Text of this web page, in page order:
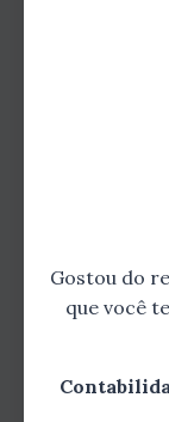
O
ferramenta
planejar e
Dória nos
orçamento
como
otimizar a
os
Gostou do
que você